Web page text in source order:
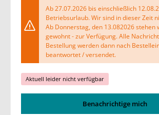
Ab 27.07.2026 bis einschließlich
Betriebsurlaub. Wir sind in dieser Zeit
Ab Donnerstag, den 13.082026 stehen
gewohnt - zur Verfügung. Alle
Bestellung werden dann nach
beantwortet / versendet.
Aktuell leider nicht verfügbar
Benachrichtige mich